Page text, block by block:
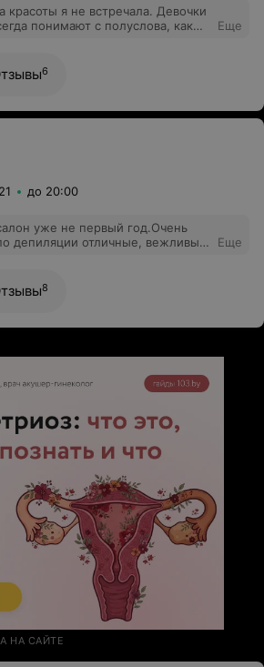
красоты я не встречала. Девочки
понимают с полуслова, как
и процветания!
Еще
6
до 20:00
уже не первый год.Очень
депиляции отличные, вежливые,
Еще
8
НА САЙТЕ